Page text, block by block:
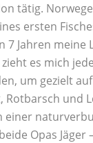
tätig.
ersten
7 Jahren meine
es mich
um gezielt
Rotbarsch und
einer
Opas Jäger